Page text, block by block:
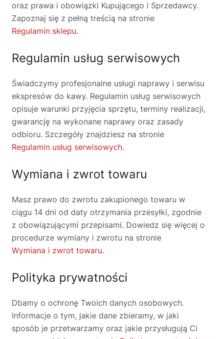
oraz prawa i obowiązki Kupującego i Sprzedawcy.
Zapoznaj się z pełną treścią na stronie
Regulamin sklepu.
Regulamin usług serwisowych
Świadczymy profesjonalne usługi naprawy i serwisu
ekspresów do kawy. Regulamin usług serwisowych
opisuje warunki przyjęcia sprzętu, terminy realizacji,
gwarancję na wykonane naprawy oraz zasady
odbioru. Szczegóły znajdziesz na stronie
Regulamin usług serwisowych.
Wymiana i zwrot towaru
Masz prawo do zwrotu zakupionego towaru w
ciągu 14 dni od daty otrzymania przesyłki, zgodnie
z obowiązującymi przepisami. Dowiedz się więcej o
procedurze wymiany i zwrotu na stronie
Wymiana i zwrot towaru.
Polityka prywatności
Dbamy o ochronę Twoich danych osobowych.
Informacje o tym, jakie dane zbieramy, w jaki
sposób je przetwarzamy oraz jakie przysługują Ci